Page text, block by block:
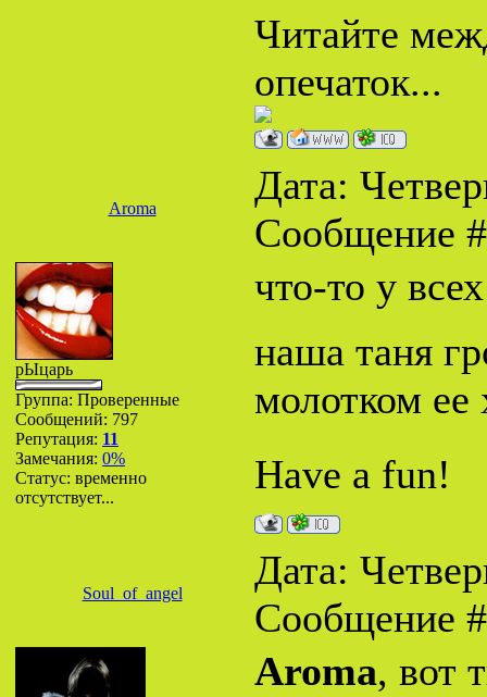
Читайте
опечаток...
Aroma
Дата:
Сообщение
рЫцарь
Группа: Проверенные
Сообщений: 797
Репутация: 11
Замечания: 0%
Статус: временно
отсутствует...
что-то у
наша таня
молотком ее
Have a fun!
Soul_of_angel
Дата:
Сообщение
Aroma, вот